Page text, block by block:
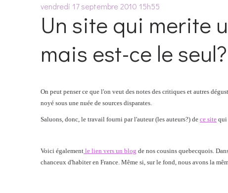
vendredi 17 septembre 2010 15h55
Un site qui merite
mais est-ce le seul?
On peut penser ce que l'on veut des notes des critiques et autres
noyé sous une nuée de sources disparates.
Saluons, donc, le travail fourni par l'auteur (les auteurs?) de ce site qui
Voici également le lien vers un blog de nos cousins quebecquois.
chanceux d'habiter en France. Même si, sur le fond, nous avons la